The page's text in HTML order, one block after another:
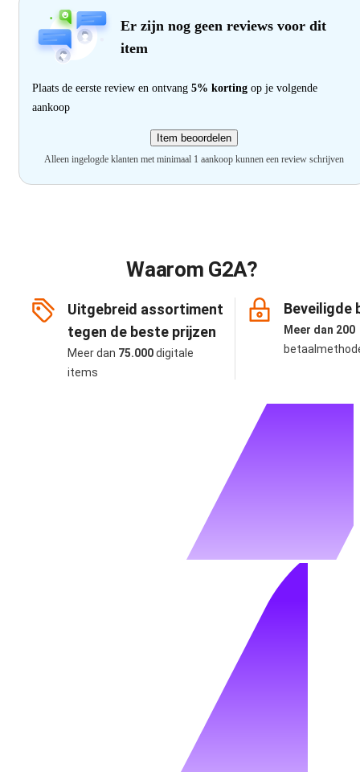
Er zijn nog geen reviews voor dit
item
Plaats de eerste review en ontvang 5% korting op je volgende
aankoop
Item beoordelen
Alleen ingelogde klanten met minimaal 1 aankoop kunnen een review schrijven
Waarom G2A?
Uitgebreid assortiment
tegen de beste prijzen
Meer dan 75.000digitale
items
Beveiligde
Meer dan 200